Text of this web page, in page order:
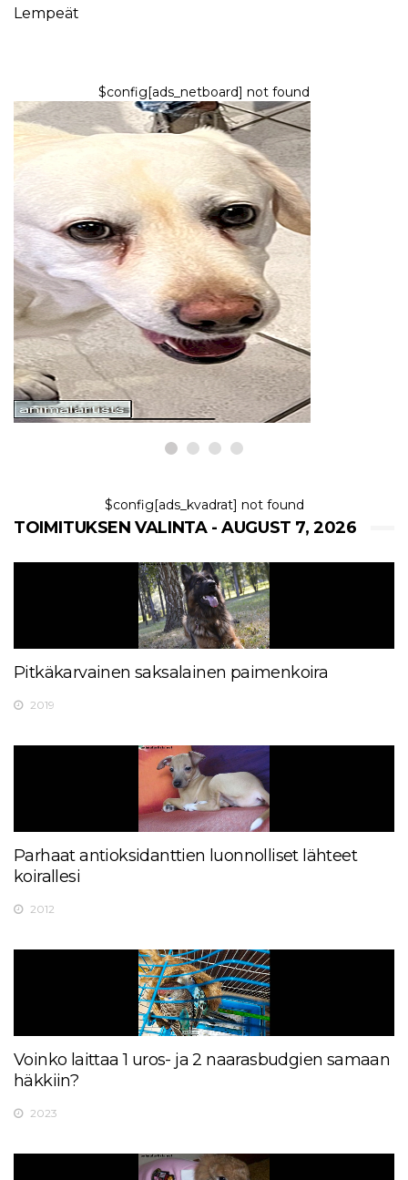
Lempeät
$config[ads_netboard] not found
KYSELY
Voiko korvatulehdus tai hiiva
aiheuttaa kyyneltahroja koirilla?
7,2026
$config[ads_kvadrat] not found
TOIMITUKSEN VALINTA - AUGUST 7, 2026
Pitkäkarvainen saksalainen paimenkoira
2019
Parhaat antioksidanttien luonnolliset lähteet
koirallesi
2012
Voinko laittaa 1 uros- ja 2 naarasbudgien samaan
häkkiin?
2023